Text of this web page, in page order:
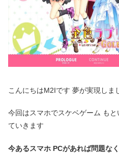
こんにちはM2Iです 夢が実現しま
今回はスマホでスケベゲーム も
ていきます
今あるスマホ PCがあれば問題な